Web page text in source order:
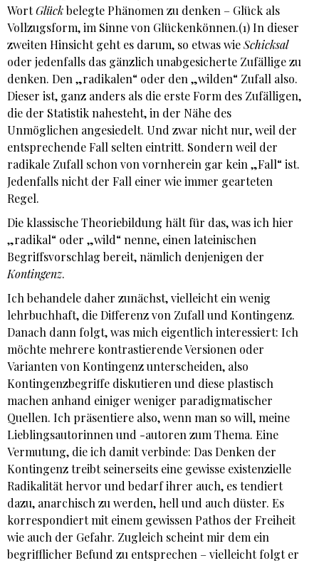
WortGlückbelegte Phänomen zu denken – Glück als
Vollzugsform, im Sinne von Glückenkönnen.(1) In dieser
zweiten Hinsicht geht es darum, so etwas wieSchicksal
oder jedenfalls das gänzlich unabgesicherte Zufällige zu
denken. Den „radikalen“ oder den „wilden“ Zufall also.
Dieser ist, ganz anders als die erste Form des Zufälligen,
die der Statistik nahesteht, in der Nähe des
Unmöglichen angesiedelt. Und zwar nicht nur, weil der
entsprechende Fall selten eintritt. Sondern weil der
radikale Zufall schon von vornherein gar kein „Fall“ ist.
Jedenfalls nicht der Fall einer wie immer gearteten
Regel.
Die klassische Theoriebildung hält für das, was ich hier
„radikal“ oder „wild“ nenne, einen lateinischen
Begriffsvorschlag bereit, nämlich denjenigen der
Kontingenz.
Ich behandele daher zunächst, vielleicht ein wenig
lehrbuchhaft, die Differenz von Zufall und Kontingenz.
Danach dann folgt, was mich eigentlich interessiert: Ich
möchte mehrere kontrastierende Versionen oder
Varianten von Kontingenz unterscheiden, also
Kontingenzbegriffe diskutieren und diese plastisch
machen anhand einiger weniger paradigmatischer
Quellen. Ich präsentiere also, wenn man so will, meine
Lieblingsautorinnen und -autoren zum Thema. Eine
Vermutung, die ich damit verbinde: Das Denken der
Kontingenz treibt seinerseits eine gewisse existenzielle
Radikalität hervor und bedarf ihrer auch, es tendiert
dazu, anarchisch zu werden, hell und auch düster. Es
korrespondiert mit einem gewissen Pathos der Freiheit
wie auch der Gefahr. Zugleich scheint mir dem ein
begrifflicher Befund zu entsprechen – vielleicht folgt er